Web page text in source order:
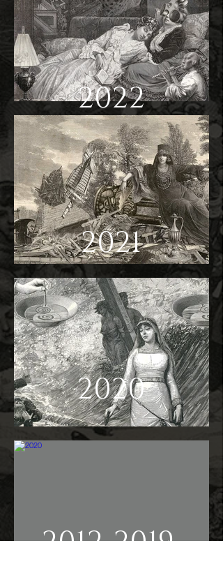
2022
2021
2020
2012-2019